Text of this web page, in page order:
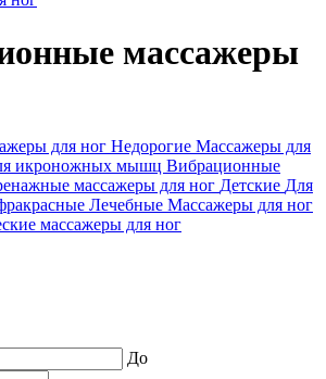
массажеры
для ног Недорогие Массажеры для
икроножных мышц Вибрационные
массажеры для ног Детские Для
Лечебные Массажеры для ног
массажеры для ног
До